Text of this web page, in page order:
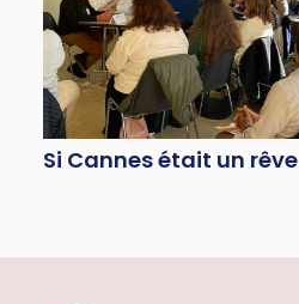
Si Cannes était un rêve
20 mai 2025